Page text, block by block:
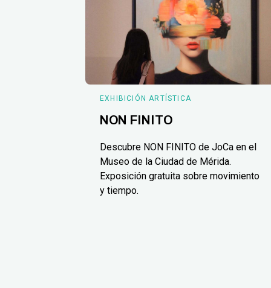
EXHIBICIÓN ARTÍSTICA
NON FINITO
Descubre NON FINITO de JoCa en el
Museo de la Ciudad de Mérida.
Exposición gratuita sobre movimiento
y tiempo.